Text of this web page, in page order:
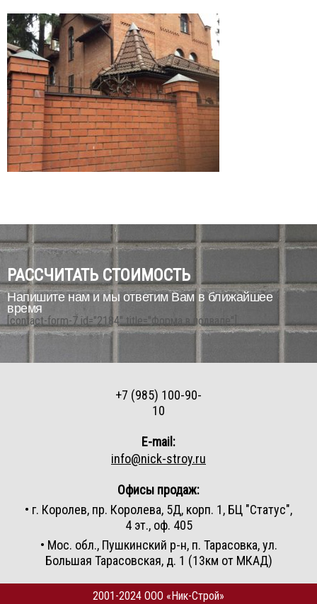
РАССЧИТАТЬ СТОИМОСТЬ
Напишите нам и мы ответим Вам в ближайшее
время
[contact-form-7 id="2184" title="Форма в подвале"]
Офисы продаж:
• г. Королев, пр. Королева, 5Д, корп. 1, БЦ "Статус",
4 эт., оф. 405
• Мос. обл., Пушкинский р-н, п. Тарасовка, ул.
Большая Тарасовская, д. 1 (13км от МКАД)
+7 (985) 100-90-
10
E-mail:
info@nick-stroy.ru
2001-2024 ООО «Ник-Строй»